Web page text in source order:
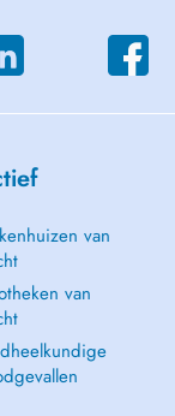
van
van